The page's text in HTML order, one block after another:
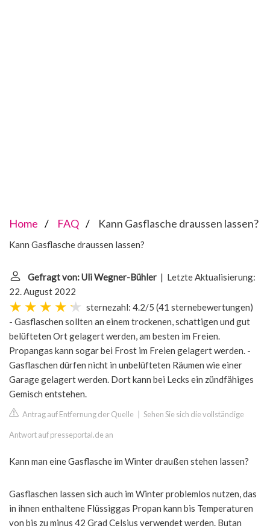
Home FAQ Kann Gasflasche draussen lassen?
Kann Gasflasche draussen lassen?
Gefragt von: Uli Wegner-Bühler | Letzte Aktualisierung:
22. August 2022
sternezahl: 4.2/5 (41 sternebewertungen)
- Gasflaschen sollten an einem trockenen, schattigen und gut
belüfteten Ort gelagert werden, am besten im Freien.
Propangas kann sogar bei Frost im Freien gelagert werden. -
Gasflaschen dürfen nicht in unbelüfteten Räumen wie einer
Garage gelagert werden. Dort kann bei Lecks ein zündfähiges
Gemisch entstehen.
Antrag auf Entfernung der Quelle Sehen Sie sich die vollständige
Antwort auf presseportal.de an
Kann man eine Gasflasche im Winter draußen stehen lassen?
Gasflaschen lassen sich auch im Winter problemlos nutzen, das
in ihnen enthaltene Flüssiggas Propan kann bis Temperaturen
von bis zu minus 42 Grad Celsius verwendet werden. Butan